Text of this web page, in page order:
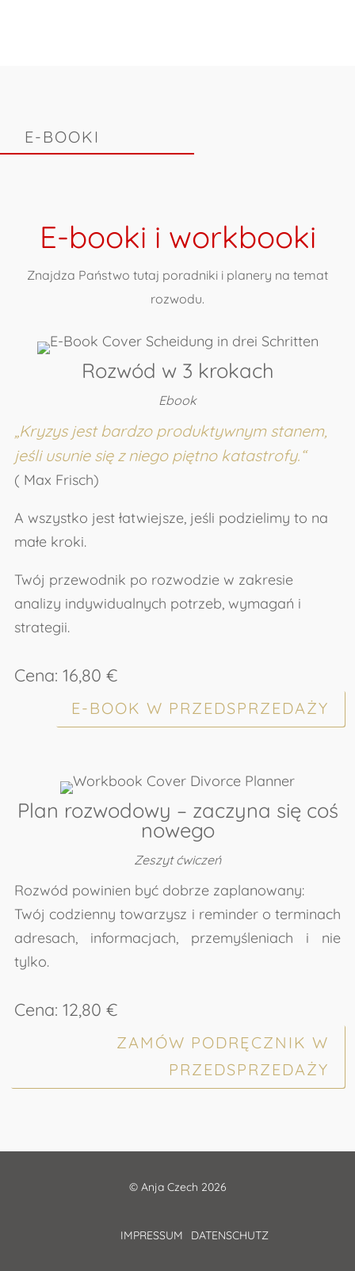
E-BOOKI
E-booki i workbooki
Znajdza Państwo tutaj poradniki i planery na temat
rozwodu.
Rozwód w 3 krokach
Ebook
„ Kryzys jest bardzo produktywnym stanem,
jeśli usunie się z niego piętno katastrofy.“
( Max Frisch)
A wszystko jest łatwiejsze, jeśli podzielimy to na
małe kroki.
Twój przewodnik po rozwodzie w zakresie
analizy indywidualnych potrzeb, wymagań i
strategii.
Cena: 16,80 €
E-BOOK W PRZEDSPRZEDAŻY
Plan rozwodowy – zaczyna się coś
nowego
Zeszyt ćwiczeń
Rozwód powinien być dobrze zaplanowany:
Twój codzienny towarzysz i reminder o terminach
adresach, informacjach, przemyśleniach i nie
tylko.
Cena: 12,80 €
ZAMÓW PODRĘCZNIK W
PRZEDSPRZEDAŻY
© Anja Czech 2026
IMPRESSUM DATENSCHUTZ